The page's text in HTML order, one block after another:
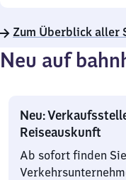
Zum Überblick aller
Neu auf
Neu:
Reiseauskunft
Ab sofort finden